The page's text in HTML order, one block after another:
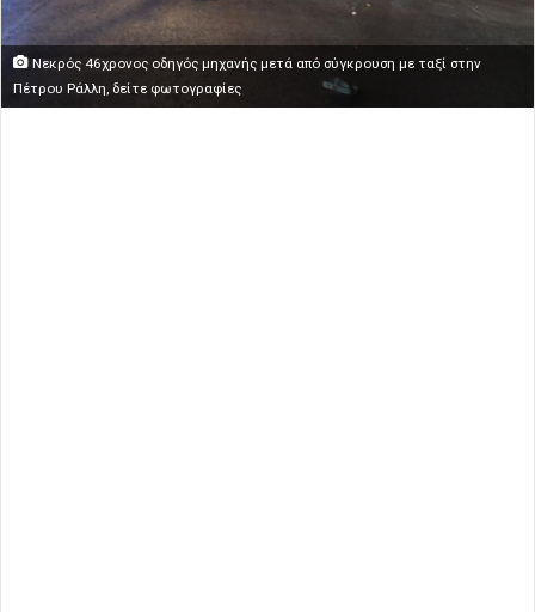
Νεκρός 46χρονος οδηγός μηχανής μετά από σύγκρουση με ταξί στην
Πέτρου Ράλλη, δείτε φωτογραφίες